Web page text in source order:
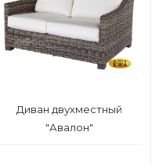
Диван двухместный
"Авалон"